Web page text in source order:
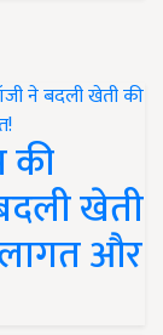
की
खेती
और